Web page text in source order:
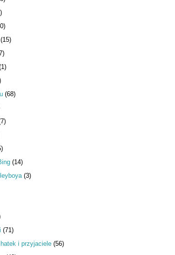
(15)
(68)
(14)
(3)
(71)
i przyjaciele (56)